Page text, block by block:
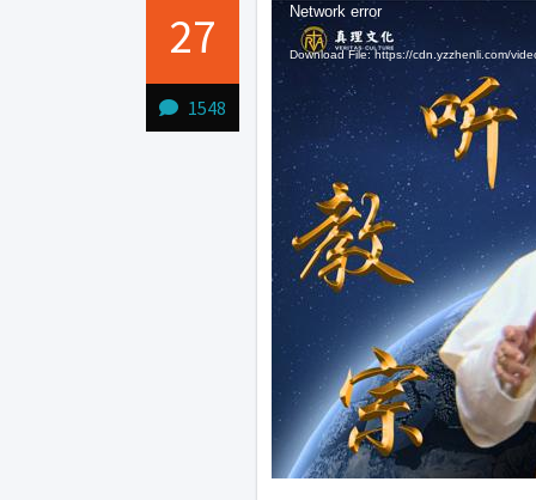
27
1548
Video
Player
Video
Player
Network error
Download File: https://cdn.yzzhenli.com/
Download File: https://cdn.yzzhenli.com/
Network error
Download File: https://cdn.yzzhenli.com/
Audio
Player